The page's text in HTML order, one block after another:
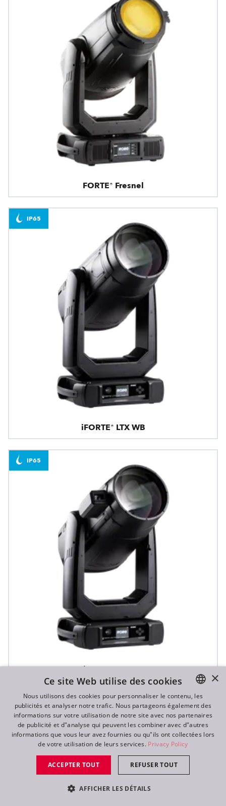
FORTE® Fresnel
iFORTE® LTX WB
IP65
iFORTE® LTX FS
IP65
ENGLISH
DE
RU
×
Ce site Web utilise des cookies
Nous utilisons des cookies pour personnaliser le contenu, les
publicités et analyser notre trafic. Nous partageons également des
informations sur votre utilisation de notre site avec nos partenaires
de publicité et d"analyse qui peuvent les combiner avec d"autres
informations que vous leur avez fournies ou qu"ils ont collectées lors
de votre utilisation de leurs services. Privacy Policy
ACCEPTER TOUT REFUSER TOUT
AFFICHER LES DÉTAILS